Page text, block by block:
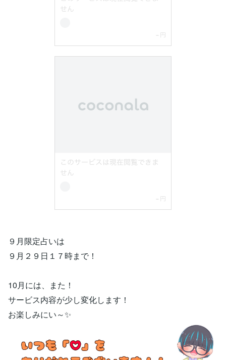
９月限定占いは
９月２９日１７時まで！
10月には、また！
サービス内容が少し変化します！
お楽しみにい～✨